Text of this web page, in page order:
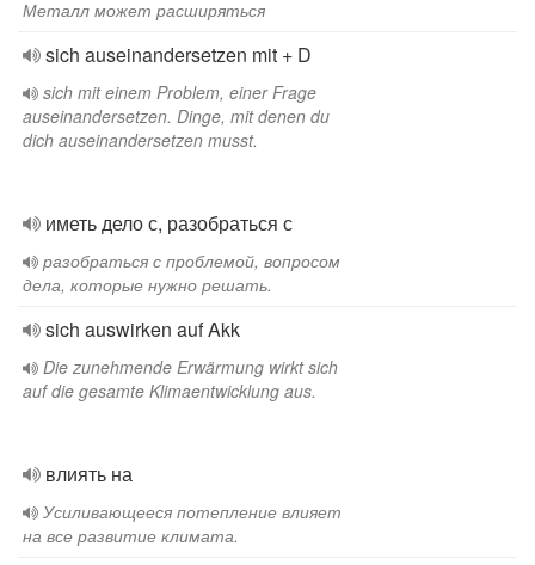
Металл может расширяться
sich auseinandersetzen mit + D
sich mit einem Problem, einer Frage
auseinandersetzen. Dinge, mit denen du
dich auseinandersetzen musst.
иметь дело с, разобраться с
разобраться с проблемой, вопросом
дела, которые нужно решать.
sich auswirken auf Akk
Die zunehmende Erwärmung wirkt sich
auf die gesamte Klimaentwicklung aus.
влиять на
Усиливающееся потепление влияет
на все развитие климата.